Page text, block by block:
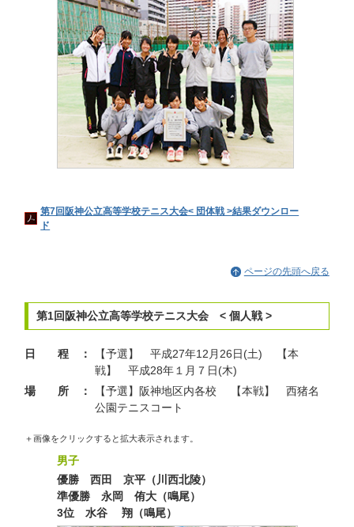
第7回阪神公立高等学校テニス大会< 団体戦 >結果ダウンロー
ド
ページの先頭へ戻る
第1回阪神公立高等学校テニス大会 < 個人戦 >
日 程 ： 【予選】 平成27年12月26日(土)
【本
戦】 平成28年１月７日(木)
場 所 ：
【予選】阪神地区内各校
【本戦】 西猪名
公園テニスコート
＋画像をクリックすると拡大表示されます。
男子
優勝 西田 京平（川西北陵）
準優勝 永岡 侑大（鳴尾）
3位 水谷 翔（鳴尾）